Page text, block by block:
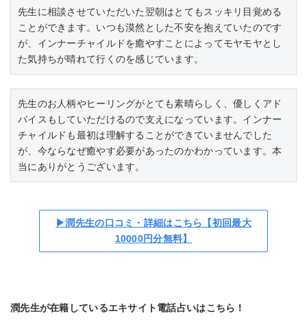
先生に相談させていただいた翌朝はとてもスッキリ目覚める
ことができます。いつも漠然とした不安を抱えていたのです
が、インナーチャイルドを癒やすことによってモヤモヤとし
た気持ちが晴れて行くのを感じています。
先生のお人柄やヒーリングがとても素晴らしく、優しくアド
バイスもしていただけるので支えになっています。インナー
チャイルドも最初は理解することができていませんでした
が、今ならなぜ癒やす必要があったのかわかっています。本
当にありがとうございます。
▶潤先生の口コミ・詳細はこちら【初回最大
10000円分無料】
潤先生が在籍しているエキサイト電話占いはこちら！